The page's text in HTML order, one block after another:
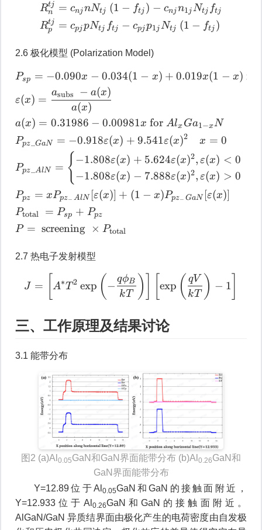
Rnt = cnjnNtj(1 −f
Rn
tj = cnj nNtj (1 − ftj ) − cnj n1j Ntj ftj
Rp
tj = cpjpNtj ftj − cpjp1jNtj (1 − ftj )
2.6 极化模型 (Polarization Model)
P sp =−0.090x−0.034(1 −
Psp = −0.090x − 0.034(1 − x) + 0.019x(1 − x) for
ε(x) =
a(x)
asubs − a(x)
a(x) = 0.31986 − 0.00981x forAlx Ga1−xN
Ppz GaN = −0.918ε(x) + 9.541ε(x)2 x = 0
Ppz_AlN = { −1.808ε(x) + 5.624ε(x)2, ε(x) < 0
−1.808ε(x) − 7.888ε(x)2, ε(x) > 0
Ppz = xPpz− AlN [ε(x)] + (1 − x)Ppz− GaN [ε(x)]
Ptotal = Psp + Ppz
P = screening × Ptotal
2.7 热电子发射模型
J = exp(−q k
J = A∗T 2 exp ( −
kT
qϕB ) exp ( kT
qV ) − 1
三、工作原理及结果讨论
3.1 能带分布
图2 (a)Al 0.05GaN和GaN界面能带分布 (b)Al 0.26GaN和
GaN界面能带分布
Y=12.89位于Al 0.05GaN和GaN的接触面附近，
Y=12.933位于Al 0.26GaN和GaN的接触面附近。
AlGaN/GaN 异质结界面由极化产生的电荷密度由自发极